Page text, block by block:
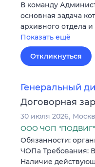
В команду
основная задача
архивного отдела
Показать ещё
Откликнуться
Генеральный
Договорная
30 июля 2026
ООО ЧОП "ПОДВИГ"
Обязанности:
ЧОПа Требования:
Наличие